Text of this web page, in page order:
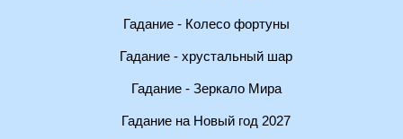
Гадание - Колесо фортуны
Гадание - хрустальный шар
Гадание - Зеркало Мира
Гадание на Новый год 2027